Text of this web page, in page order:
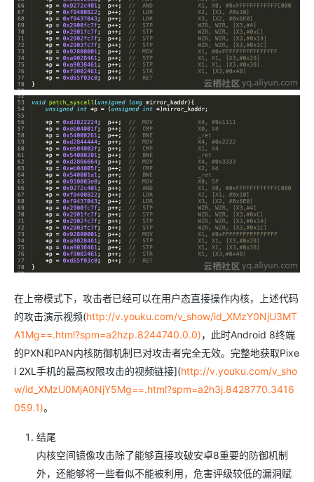
在上帝模式下，攻击者已经可以在用户态直接操作内核，上述代码
的攻击演示视频(http://v.youku.com/v_show/id_XMzY0NjU3MT
A1Mg==.html?spm=a2hzp.8244740.0.0)，此时Android 8终端
的PXN和PAN内核防御机制已对攻击者完全无效。完整地获取Pixe
l 2XL手机的最高权限攻击的视频链接](http://v.youku.com/v_sho
w/id_XMzU0MjA0NjY5Mg==.html?spm=a2h3j.8428770.3416
059.1)。
结尾
内核空间镜像攻击除了能够直接攻破安卓8重要的防御机制
外，还能够将一些看似不能被利用，危害评级较低的漏洞赋